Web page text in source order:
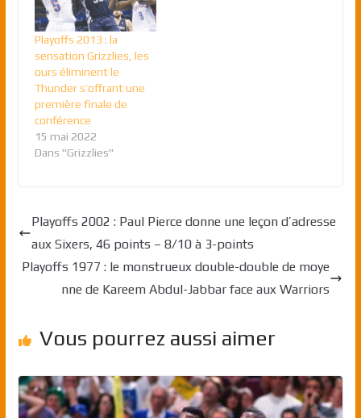
Playoffs 2013 : la
sensation Grizzlies, les
ours éliminent le
Thunder s’offrant une
première finale de
conférence
15 mai 2022
Dans "Grizzlies"
Playoffs 2002 : Paul Pierce donne une leçon d’adresse
aux Sixers, 46 points – 8/10 à 3-points
Playoffs 1977 : le monstrueux double-double de moye
nne de Kareem Abdul-Jabbar face aux Warriors
Vous pourrez aussi aimer